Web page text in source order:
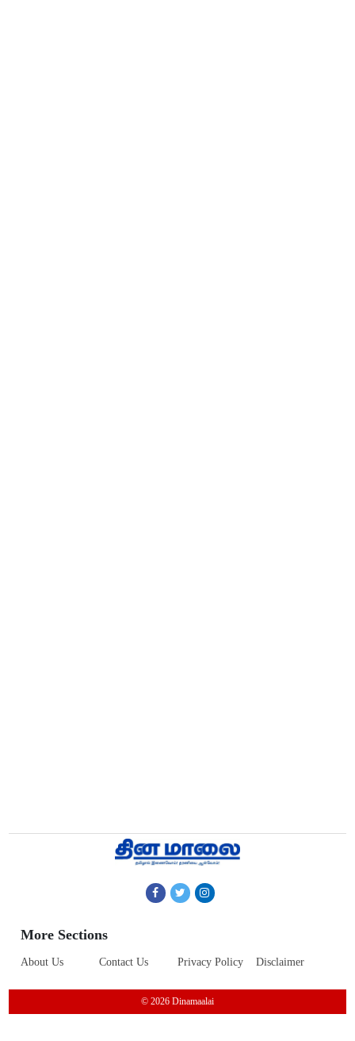
More Sections
About Us Contact Us Privacy Policy Disclaimer
© 2026 Dinamaalai